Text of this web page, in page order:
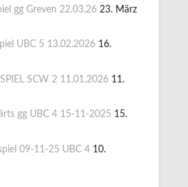
gg Greven 22.03.26 23. März
UBC 5 13.02.2026 16.
SCW 2 11.01.2026 11.
gg UBC 4 15-11-2025 15.
09-11-25 UBC 4 10.